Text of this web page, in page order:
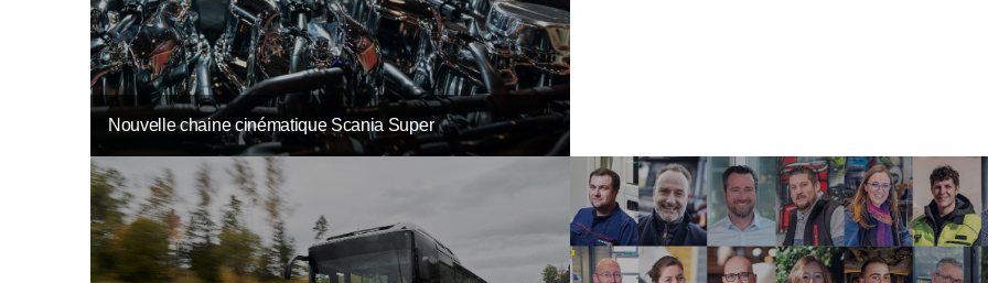
Nouvelle chaine cinématique Scania Super